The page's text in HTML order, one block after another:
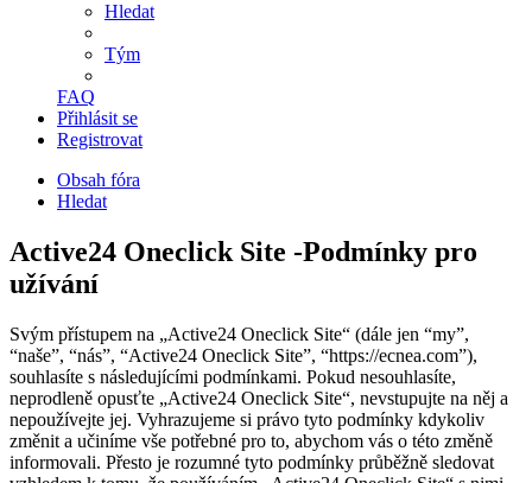
Hledat
Tým
FAQ
Přihlásit se
Registrovat
Obsah fóra
Hledat
Active24 Oneclick Site -Podmínky pro
užívání
Svým přístupem na „Active24 Oneclick Site“ (dále jen “my”,
“naše”, “nás”, “Active24 Oneclick Site”, “https://ecnea.com”),
souhlasíte s následujícími podmínkami. Pokud nesouhlasíte,
neprodleně opusťte „Active24 Oneclick Site“, nevstupujte na něj a
nepoužívejte jej. Vyhrazujeme si právo tyto podmínky kdykoliv
změnit a učiníme vše potřebné pro to, abychom vás o této změně
informovali. Přesto je rozumné tyto podmínky průběžně sledovat